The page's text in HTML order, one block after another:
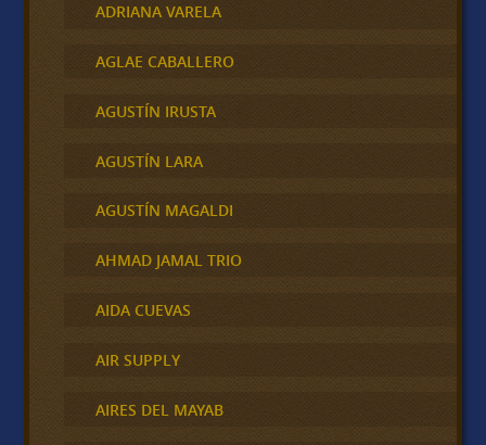
ADRIANA VARELA
AGLAE CABALLERO
AGUSTÍN IRUSTA
AGUSTÍN LARA
AGUSTÍN MAGALDI
AHMAD JAMAL TRIO
AIDA CUEVAS
AIR SUPPLY
AIRES DEL MAYAB